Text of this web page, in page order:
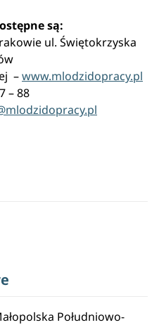
są:
ul. Świętokrzyska
–www.mlodzidopracy.pl
– 88
Południowo-